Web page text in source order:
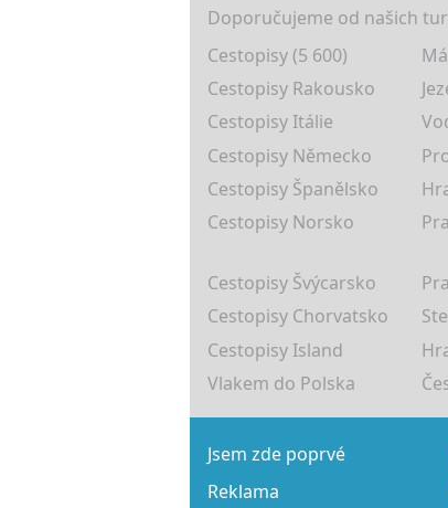
Doporučujeme od našich
Cestopisy (5 600)
Cestopisy Rakousko
Cestopisy Itálie
Cestopisy Německo
Cestopisy Španělsko
Cestopisy Norsko
Cestopisy Švýcarsko
Cestopisy Chorvatsko
Cestopisy Island
Vlakem do Polska
Jsem zde poprvé
Reklama